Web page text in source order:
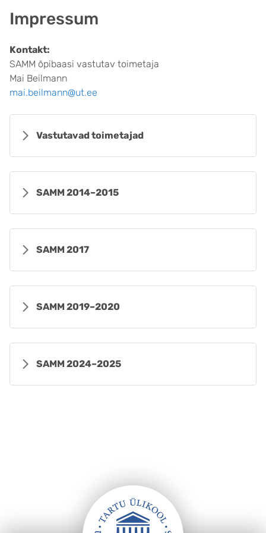
Impressum
Kontakt:
SAMM õpibaasi vastutav toimetaja
Mai Beilmann
mai.beilmann@ut.ee
Vastutavad toimetajad
SAMM 2014–2015
SAMM 2017
SAMM 2019–2020
SAMM 2024–2025